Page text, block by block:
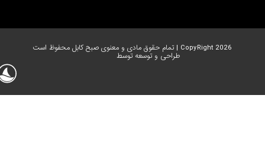
CopyRight 2026 | تمام حقوق مادی و معنوی صبح کابل محفوظ است
طراحی و توسعه توسط